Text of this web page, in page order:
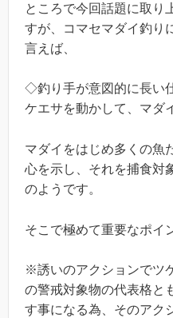
ところで今回話題に取り
すが、コマセマダイ釣り
言えば、
◇釣り手が意図的に長い
ケエサを動かして、マダ
マダイをはじめ多くの魚
心を示し、それを捕食対
のようです。
そこで極めて重要なポイ
※誘いのアクションでツ
の警戒対象物の代表格と
す事になる為、そのアク